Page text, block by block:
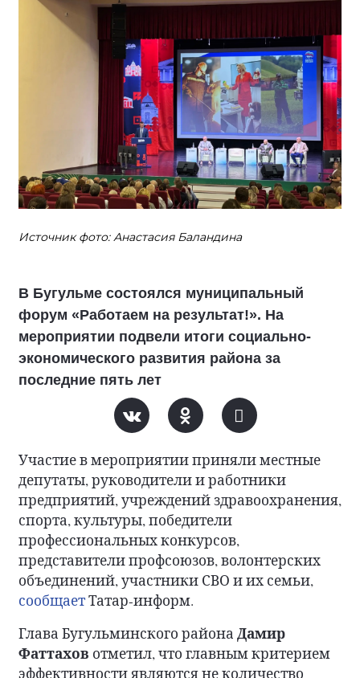
Источник фото: Анастасия Баландина
В Бугульме состоялся муниципальный
форум «Работаем на результат!». На
мероприятии подвели итоги социально-
экономического развития района за
последние пять лет
Участие в мероприятии приняли местные
депутаты, руководители и работники
предприятий, учреждений здравоохранения,
спорта, культуры, победители
профессиональных конкурсов,
представители профсоюзов, волонтерских
объединений, участники СВО и их семьи,
сообщаетТатар-информ.
Глава Бугульминского района Дамир
Фаттахов отметил, что главным критерием
эффективности являются не количество